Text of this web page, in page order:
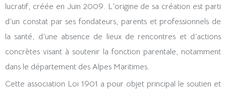
lucratif, créée en Juin 2009. L’origine de sa création est parti
d’un constat par ses fondateurs, parents et professionnels de
la santé, d’une absence de lieux de rencontres et d’actions
concrètes visant à soutenir la fonction parentale, notamment
dans le département des Alpes Maritimes.
Cette association Loi 1901 a pour objet principal le soutien et